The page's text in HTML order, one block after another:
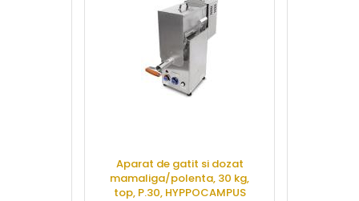
Aparat de gatit si dozat
mamaliga/polenta, 30 kg,
top, P.30, HYPPOCAMPUS